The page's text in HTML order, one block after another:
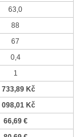
63,0
88
67
0,4
1
733,89 Kč
098,01 Kč
66,69 €